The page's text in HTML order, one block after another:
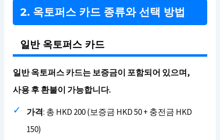
2. 옥토퍼스 카드 종류와 선택 방법
일반 옥토퍼스 카드
일반 옥토퍼스 카드는 보증금이 포함되어 있으며,
사용 후 환불이 가능합니다.
가격: 총 HKD 200 (보증금 HKD 50 + 충전금 HKD
150)